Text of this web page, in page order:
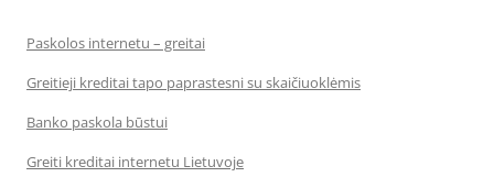
Paskolos internetu – greitai
Greitieji kreditai tapo paprastesni su skaičiuoklėmis
Banko paskola būstui
Greiti kreditai internetu Lietuvoje